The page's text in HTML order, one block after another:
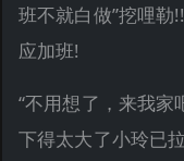
班不就白做”挖哩勒
应加班!
“不用想了，来我家
下得太大了小玲已